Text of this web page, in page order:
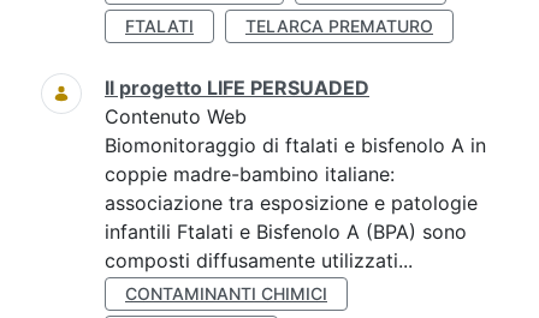
FTALATI
TELARCA PREMATURO
Il progetto LIFE PERSUADED
Contenuto Web
Biomonitoraggio di ftalati e bisfenolo A in
coppie madre-bambino italiane:
associazione tra esposizione e patologie
infantili Ftalati e Bisfenolo A (BPA) sono
composti diffusamente utilizzati...
CONTAMINANTI CHIMICI